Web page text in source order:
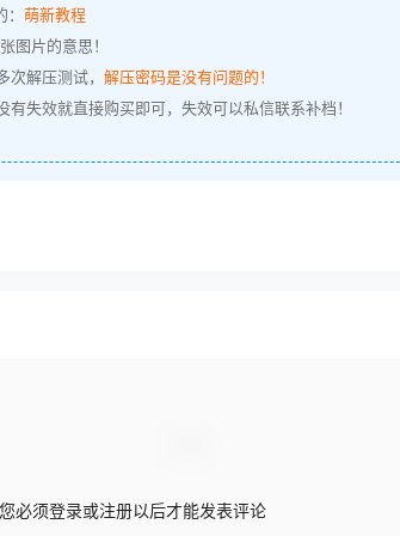
萌新教程
图片的意思！
次解压测试， 解压密码是没有问题的！
失效就直接购买即可，失效可以私信联系补档！
您必须登录或注册以后才能发表评论